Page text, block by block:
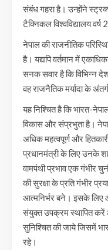
संबंध गहरा है। उन्होंने
टैक्निकल विश्वविद्यालय
नेपाल की राजनीतिक
है। यद्यपि वर्तमान में
सनक सवार है कि विभिन्न
वह राजनैतिक मर्यादा के
यह निश्चित है कि भारत-
विकास और संप्रभुता है।
अधिक महत्वपूर्ण और
प्रधानमंत्री के लिए उनके
वामपंथी प्रभाव एक गंभीर
की सुरक्षा के प्रति गंभीर
आत्मनिर्भर बने। इसके लिए
संयुक्त उपक्रम स्थापित करें
सुनिश्चित की जाये जिसमें
रहे।